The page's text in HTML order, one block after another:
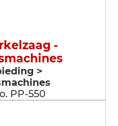
-
>
PP-550